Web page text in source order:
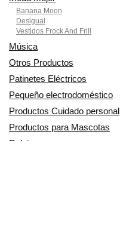
Banana Moon
Desigual
Vestidos Frock And Frill
Música
Otros Productos
Patinetes Eléctricos
Pequeño electrodoméstico
Productos Cuidado personal
Productos para Mascotas
Relojes